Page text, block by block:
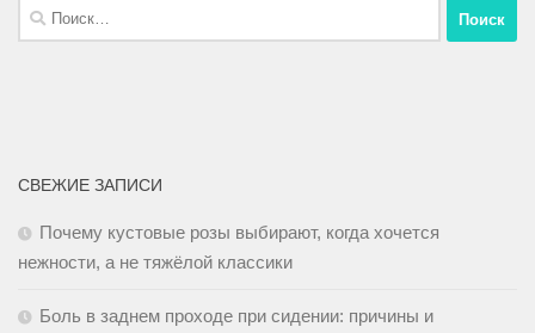
СВЕЖИЕ ЗАПИСИ
Почему кустовые розы выбирают, когда хочется
нежности, а не тяжёлой классики
Боль в заднем проходе при сидении: причины и